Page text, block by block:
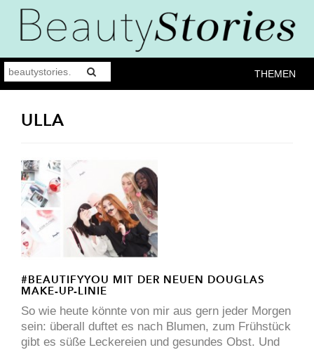
THEMEN
ULLA
#BEAUTIFYYOU MIT DER NEUEN DOUGLAS
MAKE-UP-LINIE
So wie heute könnte von mir aus gern jeder Morgen
sein: überall duftet es nach Blumen, zum Frühstück
gibt es süße Leckereien und gesundes Obst. Und